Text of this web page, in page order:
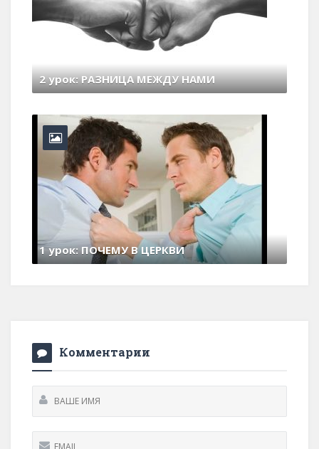
13урок: ЗАЧЕМ ПРИХОДИТЬ К БОГУ?
Комментарии